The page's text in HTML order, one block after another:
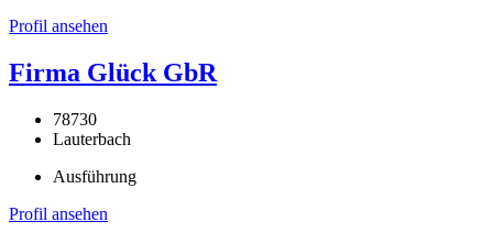
Profil ansehen
Firma Glück GbR
78730
Lauterbach
Ausführung
Profil ansehen